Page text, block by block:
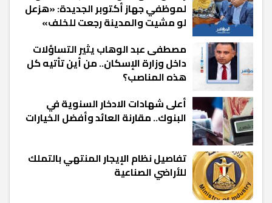
لموظفي جهاز أكتوبر الجديدة: «هزعل
لو مشيت والمدينة رجعت للخلف»
مصطفى عبد الوهاب يثير التساؤلات
داخل وزارة الإسكان.. من أين تأتيه كل
هذه المناصب؟
أعلى شهادات الادخار السنوية في
البنوك.. مقارنة العائد وأفضل الخيارات
تفاصيل نظام الإيجار المنتهي بالتملك
للأراضي الصناعية